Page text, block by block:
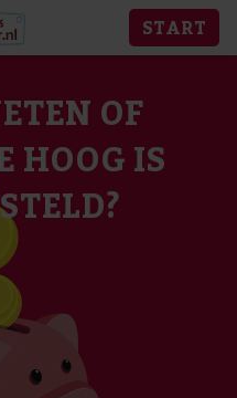
START
OF
HOOG IS